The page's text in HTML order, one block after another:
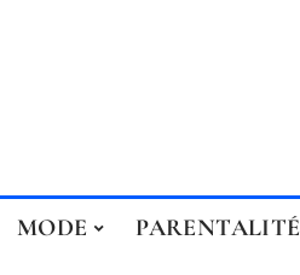
MODE
PARENTALITÉ